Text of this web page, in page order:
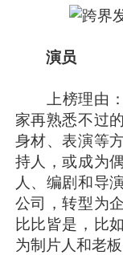
演员
上榜理由：
家再熟悉不过
身材、表演等
持人，或成为
人、编剧和导
公司，转型为
比比皆是，比
为制片人和老板